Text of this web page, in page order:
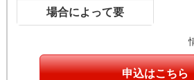
場合によって要
申込はこちら